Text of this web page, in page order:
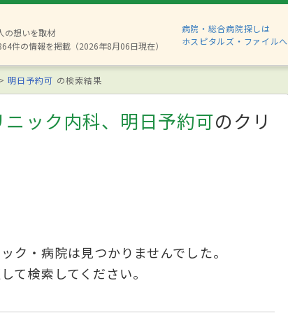
の想いを取材
件の情報を掲載（2026年8月06日現在）
病院・総合病院探しは
ホスピタルズ・ファイルへ
明日予約可 の検索結果
ック内科、明日予約可のクリ
ク・病院は見つかりませんでした。
て検索してください。